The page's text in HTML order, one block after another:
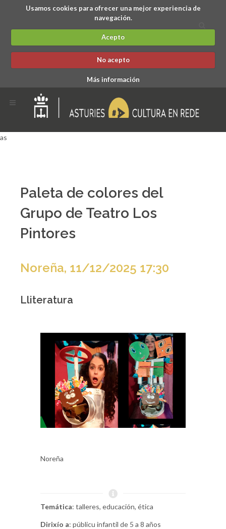
Usamos cookies para ofrecer una mejor experiencia de
navegación.
Acepto
No acepto
Más información
as
Paleta de colores del
Grupo de Teatro Los
Pintores
Noreña, 11/12/2025 17:30
Lliteratura
Noreña
Temática: talleres, educación, ética
Dirixío a: públicu infantil de 5 a 8 años